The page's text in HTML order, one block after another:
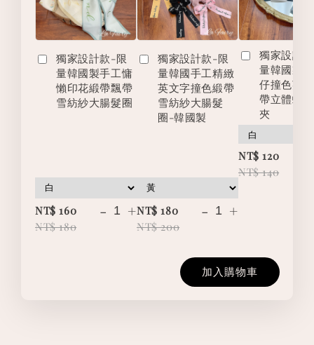
獨家設計款-限
量韓國製手工慵
懶印花緞帶飄帶
雪紡紗大腸髮圈
NT$ 160
NT$ 180
- +
獨家設計款-限
量韓國手工精緻
英文字撞色緞帶
雪紡紗大腸髮
圈-韓國製
NT$ 180
NT$ 200
- +
獨家設計
量韓國製
仔撞色英
帶立體蝴
夾
NT$ 120
NT$ 140
加入購物車